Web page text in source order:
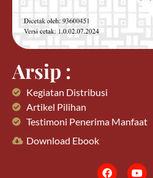
Arsip :
Kegiatan Distribusi
Artikel Pilihan
Testimoni Penerima Manfaat
Download Ebook